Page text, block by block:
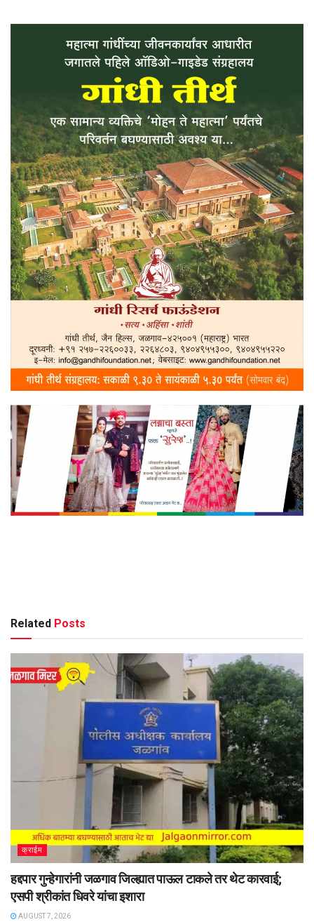
Related Posts
क्राईम
हद्दपार गुन्हेगारांनी जळगाव जिल्ह्यात पाऊल टाकले तर थेट कारवाई;
एसपी श्रीकांत धिवरे यांचा इशारा
AUGUST 7, 2026